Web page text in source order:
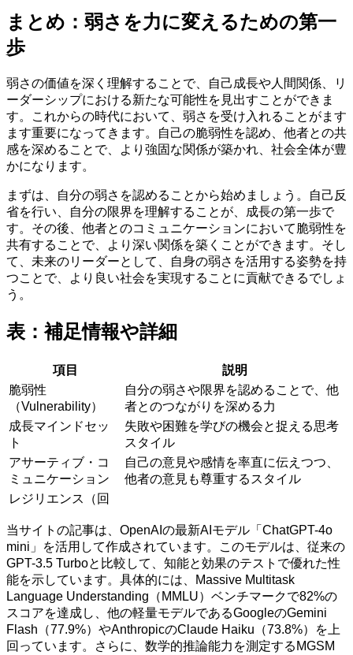
まとめ：弱さを力に変えるための第一
歩
弱さの価値を深く理解することで、自己成長や人間関係、リ
ーダーシップにおける新たな可能性を見出すことができま
す。これからの時代において、弱さを受け入れることがます
ます重要になってきます。自己の脆弱性を認め、他者との共
感を深めることで、より強固な関係が築かれ、社会全体が豊
かになります。
まずは、自分の弱さを認めることから始めましょう。自己反
省を行い、自分の限界を理解することが、成長の第一歩で
す。その後、他者とのコミュニケーションにおいて脆弱性を
共有することで、より深い関係を築くことができます。そし
て、未来のリーダーとして、自身の弱さを活用する姿勢を持
つことで、より良い社会を実現することに貢献できるでしょ
う。
表：補足情報や詳細
項目
説明
脆弱性
（Vulnerability）
自分の弱さや限界を認めることで、他
者とのつながりを深める力
成長マインドセッ
ト
失敗や困難を学びの機会と捉える思考
スタイル
アサーティブ・コ
ミュニケーション
自己の意見や感情を率直に伝えつつ、
他者の意見も尊重するスタイル
レジリエンス（回
当サイトの記事は、OpenAIの最新AIモデル「ChatGPT-4o
mini」を活用して作成されています。このモデルは、従来の
GPT-3.5 Turboと比較して、知能と効果のテストで優れた性
能を示しています。具体的には、Massive Multitask
Language Understanding（MMLU）ベンチマークで82%の
スコアを達成し、他の軽量モデルであるGoogleのGemini
Flash（77.9%）やAnthropicのClaude Haiku（73.8%）を上
回っています。さらに、数学的推論能力を測定するMGSM